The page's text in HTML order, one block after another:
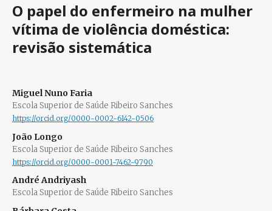
O papel do enfermeiro na mulher
vítima de violência doméstica:
revisão sistemática
Miguel Nuno Faria
Escola Superior de Saúde Ribeiro Sanches
https://orcid.org/0000-0002-6142-0506
João Longo
Escola Superior de Saúde Ribeiro Sanches
https://orcid.org/0000-0001-7462-9790
André Andriyash
Escola Superior de Saúde Ribeiro Sanches